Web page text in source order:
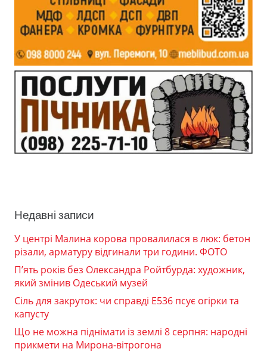
Недавні записи
У центрі Малина корова провалилася в люк: бетон
різали, арматуру відгинали три години. ФОТО
П’ять років без Олександра Ройтбурда: художник,
який змінив Одеський музей
Сіль для закруток: чи справді Е536 псує огірки та
капусту
Що не можна піднімати із землі 8 серпня: народні
прикмети на Мирона-вітрогона